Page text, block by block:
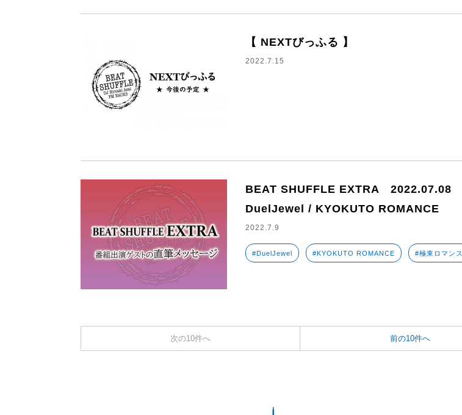
【 NEXTびっふる 】
2022.7.15
BEAT SHUFFLE EXTRA 2022.07.08
DuelJewel / KYOKUTO ROMANCE
2022.7.9
#DuelJewel #KYOKUTO ROMANCE #極東ロマンス
次の10件へ 前の10件へ